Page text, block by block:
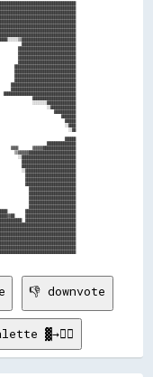
██████████████████████████████
████████████████████████████████
████████████████████████████████
████████████████████████
░░░░░░░░████████████████
░░██████████████
████████████
████████
██████
░░████
░░██
██████
████████████████
▓▓▓▓        ▓▓▓▓▓▓██████████████████
▒▒▓▓▓▓▓▓██████████████████████████
░░██████████████████████████████
██████████████████████████████
██████████████████████████████
██████████████████████████
██████████████████████████
██████████████████████████
██████████████████████████
██████████████████████████
████████████████████████████
████████████████████████████
████████████████████████████
👎 downvote
▓→✊🏽